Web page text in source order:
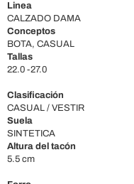
Linea
CALZADO DAMA
Conceptos
BOTA, CASUAL
Tallas
22.0 -27.0
Clasificación
CASUAL / VESTIR
Suela
SINTETICA
Altura del tacón
5.5 cm